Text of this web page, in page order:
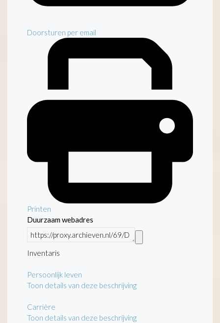
Doorsturen per email
Printen
Duurzaam webadres
Inventaris
Persoonlijk leven
Toon details van deze beschrijving
Carrière
Toon details van deze beschrijving